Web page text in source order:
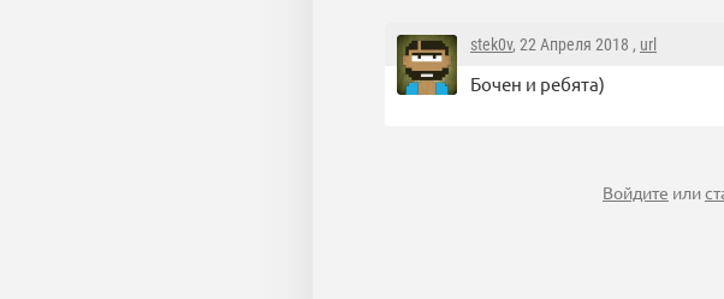
stek0v, 22 Апреля 2018 , url
Бочен и ребята)
Войдите или